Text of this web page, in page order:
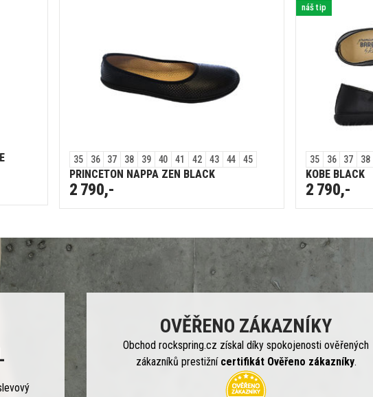
35 36 37 38 39 40 41 42 43 44 45
PRINCETON NAPPA ZEN BLACK
2 790,-
náš tip
35 36 37 38
KOBE BLACK
2 790,-
OVĚŘENO ZÁKAZNÍKY
Obchod rockspring.cz získal díky spokojenosti ověřených
zákazníků prestižní certifikát Ověřeno zákazníky.